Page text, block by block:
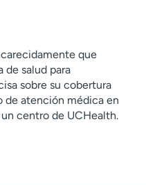
que
de salud para
sobre su cobertura
de atención médica en
centro de UCHealth.